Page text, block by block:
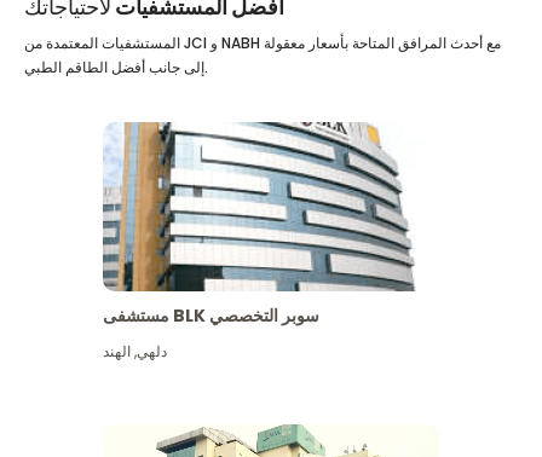
أفضل المستشفيات لاحتياجاتك
المستشفيات المعتمدة من JCI و NABH مع أحدث المرافق المتاحة بأسعار معقولة
إلى جانب أفضل الطاقم الطبي.
مستشفى BLK سوبر التخصصي
دلهي,الهند